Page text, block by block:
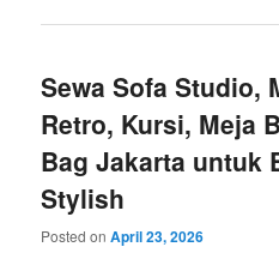
Sewa Sofa Studio,
Retro, Kursi, Meja
Bag Jakarta untuk
Stylish
Posted onApril 23, 2026